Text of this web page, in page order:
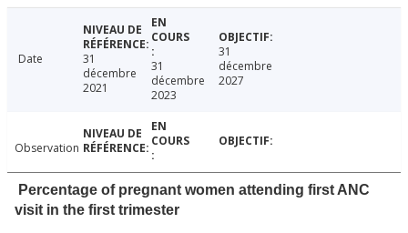
Date
31
décembre
2021
31
décembre
2023
31
décembre
2027
Observation
Percentage of pregnant women attending first ANC
visit in the first trimester